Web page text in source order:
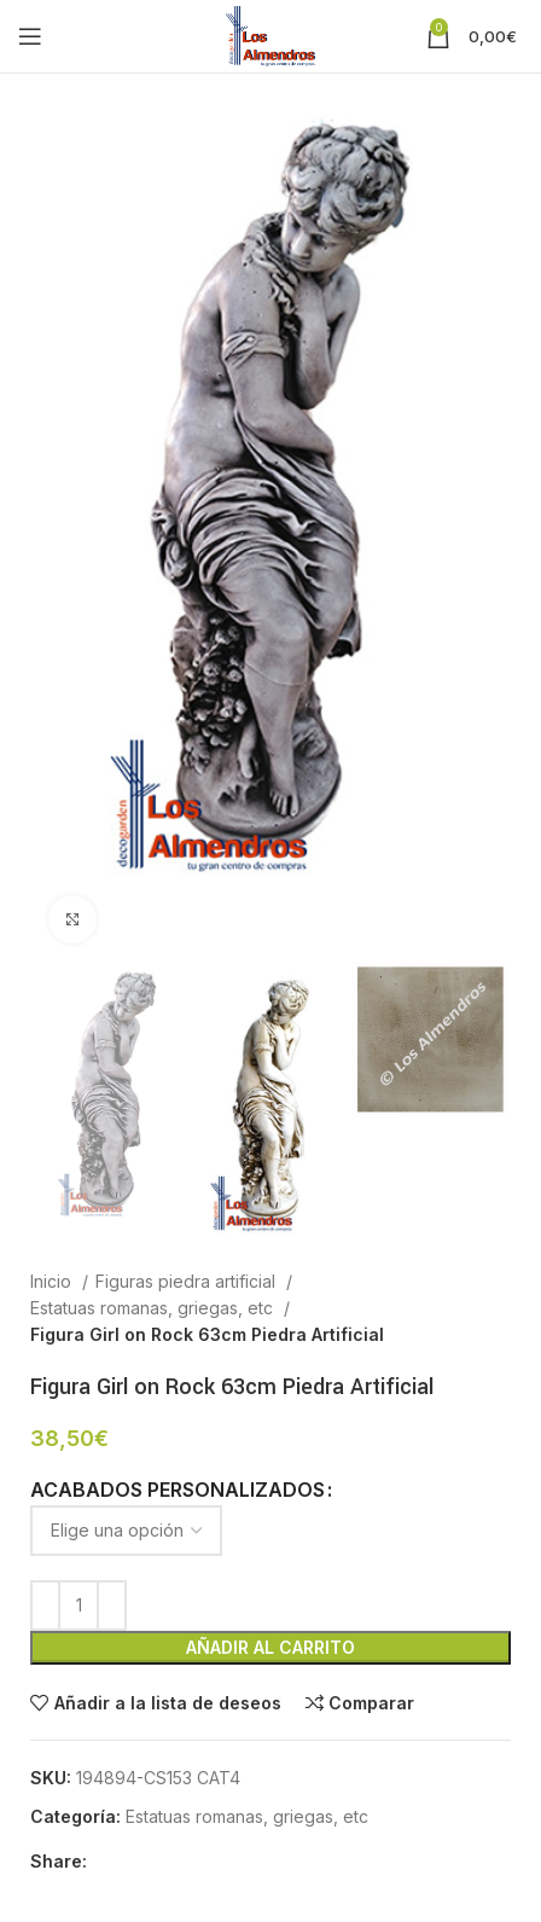
0 0,00€
Inicio
Figuras piedra artificial
Estatuas romanas, griegas, etc
Figura Girl on Rock 63cm Piedra Artificial
Figura Girl on Rock 63cm Piedra Artificial
38,50€
ACABADOS PERSONALIZADOS
AÑADIR AL CARRITO
Añadir a la lista de deseos Comparar
SKU: 194894-CS153 CAT4
Categoría: Estatuas romanas, griegas, etc
Share: